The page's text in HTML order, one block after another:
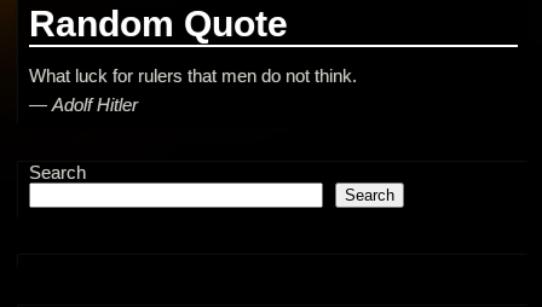
Random Quote
What luck for rulers that men do not think.
—Adolf Hitler
Search
Search